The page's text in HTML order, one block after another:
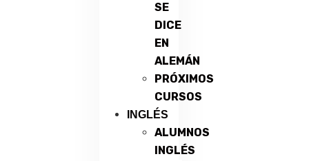
SE
DICE
EN
ALEMÁN
PRÓXIMOS
CURSOS
INGLÉS
ALUMNOS
INGLÉS